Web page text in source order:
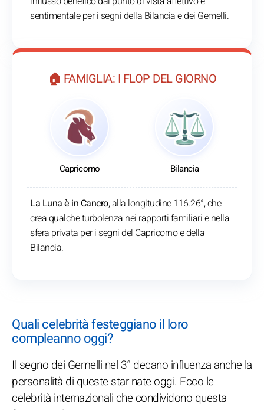
sentimentale per i segni della Bilancia e dei Gemelli.
🏠 FAMIGLIA: I FLOP DEL GIORNO
Capricorno Bilancia
La Luna è in Cancro, alla longitudine 116.26°, che
crea qualche turbolenza nei rapporti familiari e nella
sfera privata per i segni del Capricorno e della
Bilancia.
Quali celebrità festeggiano il loro
compleanno oggi?
Il segno dei Gemelli nel 3° decano influenza anche la
personalità di queste star nate oggi. Ecco le
celebrità internazionali che condividono questa